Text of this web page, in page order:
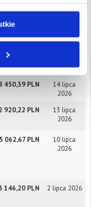
860,33 PLN
22 lipca
9 015,42 PLN
2026
450,39 PLN
14 lipca
2026
920,22 PLN
13 lipca
2026
062,67 PLN
10 lipca
2026
146,20 PLN 2 lipca 2026